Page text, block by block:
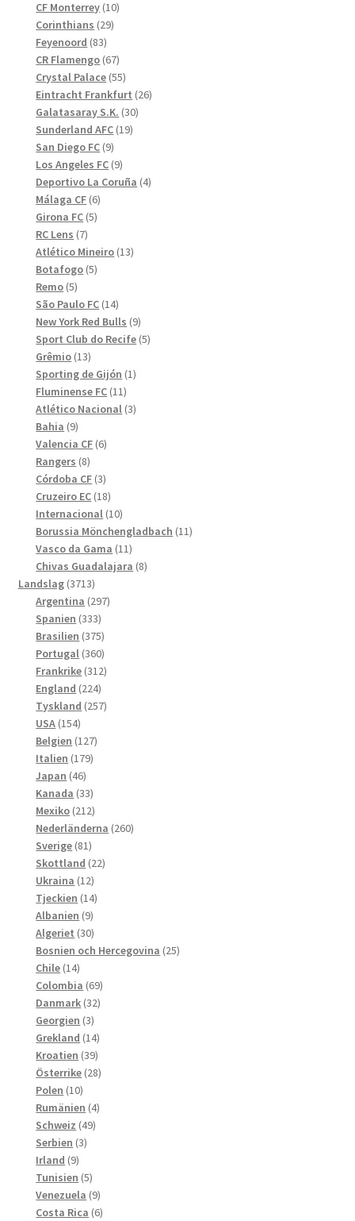
produkter
CF Monterrey 1010
Corinthians 2929
Feyenoord 8383
produkter
CR Flamengo 6767
produkter
Crystal Palace 5555
produkter
Eintracht Frankfurt 2626
Galatasaray S.K. 3030
Sunderland AFC 1919
San Diego FC 99
produkter
Los Angeles FC 99
produkter
Deportivo La Coruña 44
Málaga CF 66
Girona FC 55
RC Lens 77
produkter
Atlético Mineiro 1313
Botafogo 55
Remo 55
produkter
São Paulo FC 1414
produkter
New York Red Bulls 99
produkter
Sport Club do Recife 55
Grêmio 1313
produkter
Sporting de Gijón 11
Fluminense FC 1111
produkter
Atlético Nacional 33
Bahia 99
produkter
Valencia CF 66
Rangers 88
produkter
Córdoba CF 33
produkter
Cruzeiro EC 1818
produkter
Internacional 1010
produkter
Borussia Mönchengladbach 1111
Vasco da Gama 1111
produkter
Chivas Guadalajara 88
Landslag 37133713
produkter
Argentina 297297
Spanien 333333
produkter
Brasilien 375375
produkter
Portugal 360360
produkter
Frankrike 312312
England 224224
produkter
Tyskland 257257
USA 154154
produkter
Belgien 127127
Italien 179179
Japan 4646
produkter
Kanada 3333
produkter
Mexiko 212212
produkter
Nederländerna 260260
Sverige 8181
produkter
Skottland 2222
Ukraina 1212
produkter
Tjeckien 1414
Albanien 99
produkter
Algeriet 3030
produkter
Bosnien och Hercegovina 2525
Chile 1414
produkter
Colombia 6969
produkter
Danmark 3232
Georgien 33
produkter
Grekland 1414
produkter
Kroatien 3939
produkter
Österrike 2828
Polen 1010
produkter
Rumänien 44
Schweiz 4949
Serbien 33
Irland 99
produkter
Tunisien 55
produkter
Venezuela 99
produkter
Costa Rica 66